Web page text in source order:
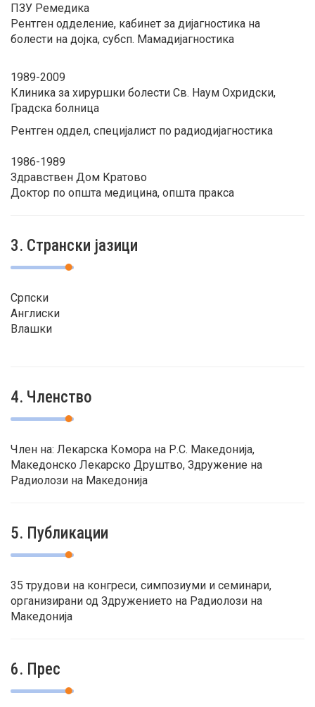
ПЗУ Ремедика
Рентген одделение, кабинет за дијагностика на
болести на дојка, субсп. Мамадијагностика
1989-2009
Клиника за хируршки болести Св. Наум Охридски,
Градска болница
Рентген оддел, специјалист по радиодијагностика
1986-1989
Здравствен Дом Кратово
Доктор по општа медицина, општа пракса
3. Странски јазици
Српски
Англиски
Влашки
4. Членство
Член на: Лекарска Комора на Р.С. Македонија,
Македонско Лекарско Друштво, Здружение на
Радиолози на Македонија
5. Публикации
35 трудови на конгреси, симпозиуми и семинари,
организирани од Здружението на Радиолози на
Македонија
6. Прес